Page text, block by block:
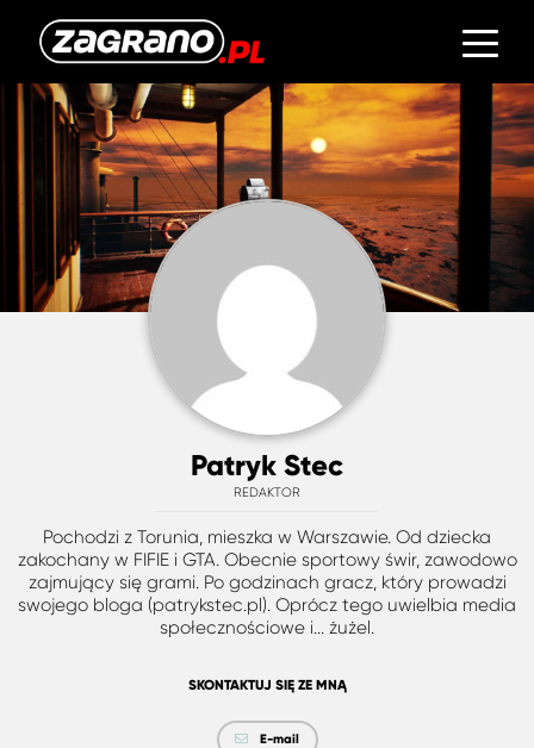
Patryk Stec
REDAKTOR
Pochodzi z Torunia, mieszka w Warszawie. Od dziecka
zakochany w FIFIE i GTA. Obecnie sportowy świr, zawodowo
zajmujący się grami. Po godzinach gracz, który prowadzi
swojego bloga (patrykstec.pl). Oprócz tego uwielbia media
społecznościowe i... żużel.
SKONTAKTUJ SIĘ ZE MNĄ
E-mail